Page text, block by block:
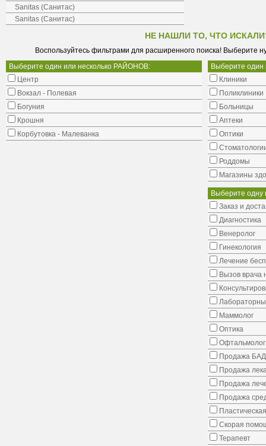
Sanitas (Санитас)
Sanitas (Санитас)
НЕ НАШЛИ ТО, ЧТО
Воспользуйтесь фильтрами для расширенного поиска! Выберите
Выберите один или несколько РАЙОНОВ:
Центр
Вокзал - Полевая
Богуния
Крошня
Корбутовка - Малеванка
Выберите
Клиники
Поликлиники
Больницы
Аптеки
Оптики
Роддомы
Магазины
Выберите одну
Заказ и
Диагностика
Венеролог
Гинекология
Лечение
Вызов врача
Маммолог
Оптика
Офтальмолог
Продажа
Продажа
Продажа
Продажа
Скорая
Терапевт